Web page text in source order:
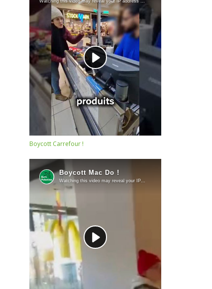
Boycott Carrefour !